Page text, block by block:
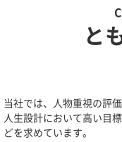
と
当社では、人物重視の評
人生設計において高い目
どを求めています。